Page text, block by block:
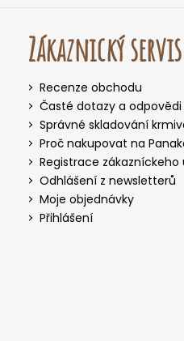
Zákaznický servis
Recenze obchodu
Časté dotazy a odpovědi
Správné skladování
Proč nakupovat na
Registrace zákazníckeho
Odhlášení z newsletterů
Moje objednávky
Přihlášení